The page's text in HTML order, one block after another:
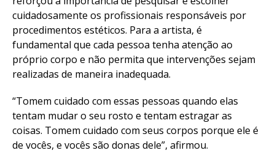
cuidadosamente os profissionais responsáveis por
procedimentos estéticos. Para a artista, é
fundamental que cada pessoa tenha atenção ao
próprio corpo e não permita que intervenções sejam
realizadas de maneira inadequada.
“Tomem cuidado com essas pessoas quando elas
tentam mudar o seu rosto e tentam estragar as
coisas. Tomem cuidado com seus corpos porque ele é
de vocês, e vocês são donas dele”, afirmou.